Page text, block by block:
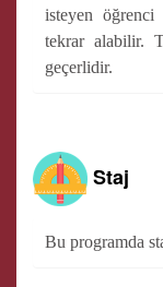
isteyen öğrenci
tekrar alabilir.
geçerlidir.
Staj
Bu programda